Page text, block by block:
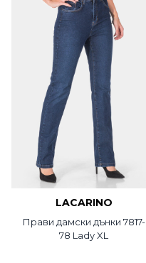
LACARINO
Прави дамски дънки 7817-
78 Lady XL